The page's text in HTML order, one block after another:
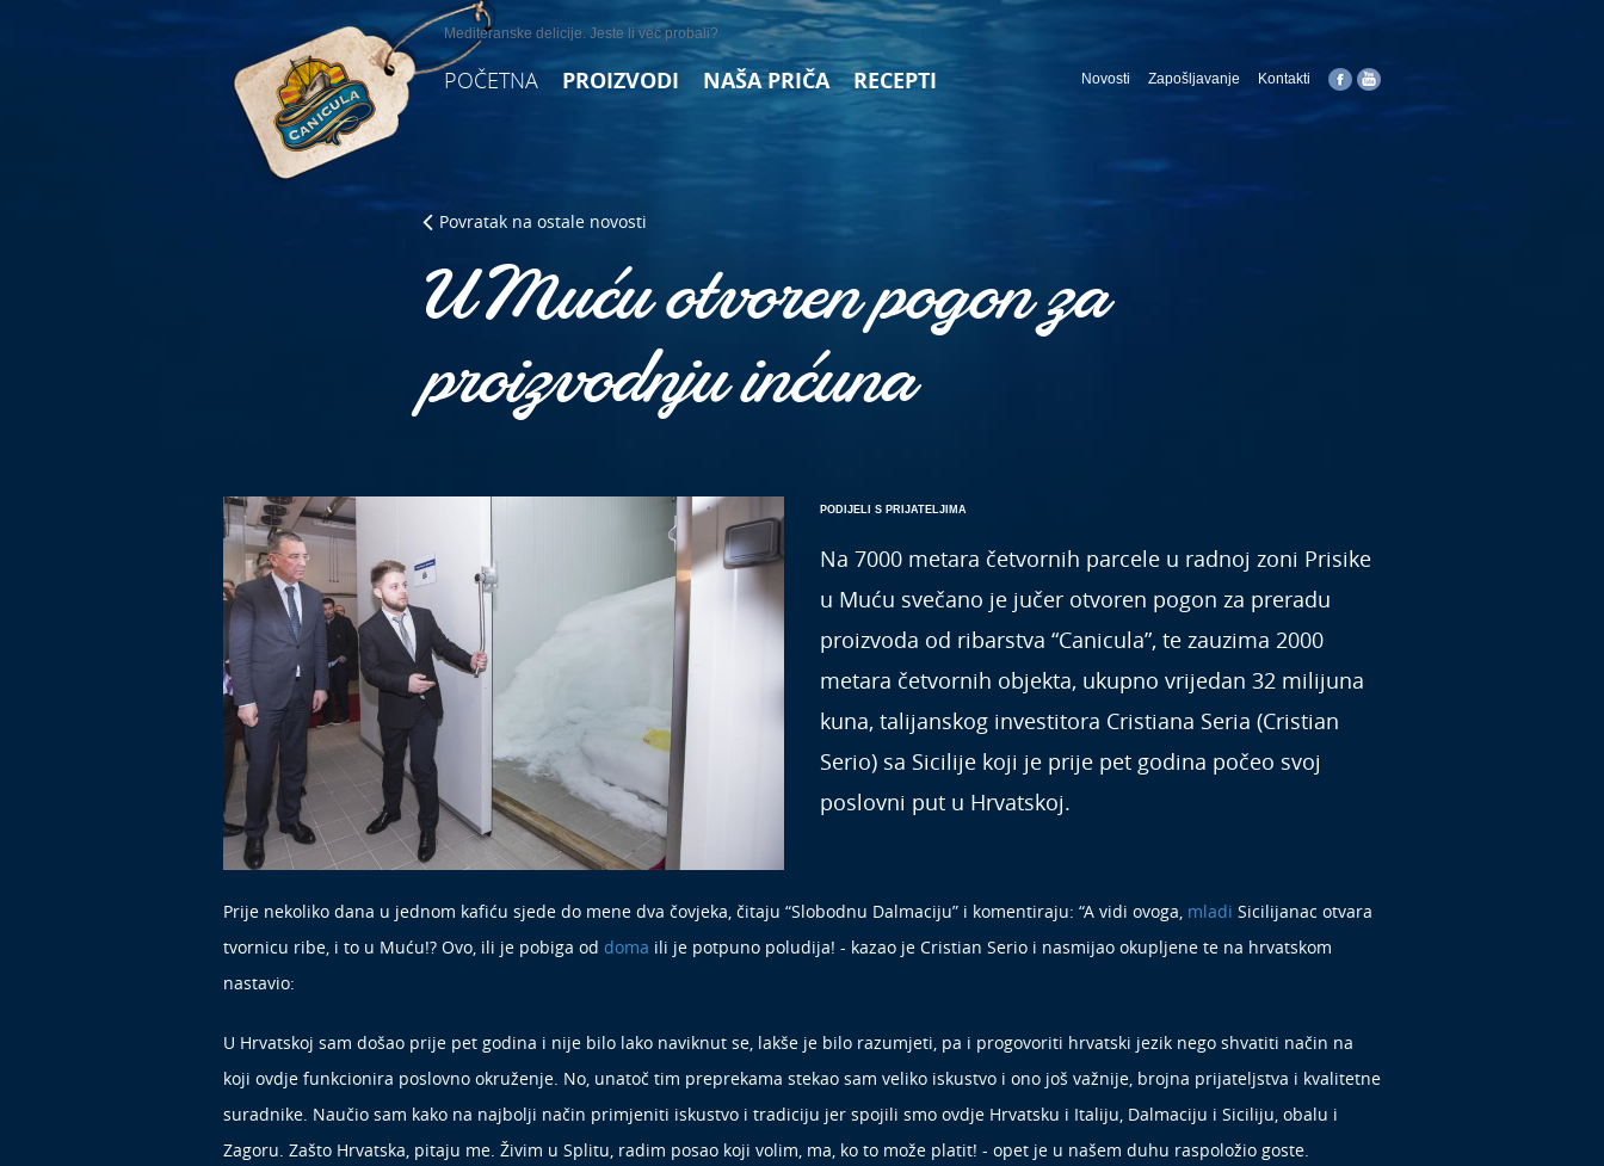
Mediteranske delicije. Jeste li već probali?
POČETNA PROIZVODI NAŠA PRIČA RECEPTI Novosti Zapošljavanje Kontakti
Povratak na ostale novosti
U Muću otvoren pogon za
proizvodnju inćuna
PODIJELI S PRIJATELJIMA
Na 7000 metara četvornih parcele u radnoj zoni Prisike
u Muću svečano je jučer otvoren pogon za preradu
proizvoda od ribarstva “Canicula”, te zauzima 2000
metara četvornih objekta, ukupno vrijedan 32 milijuna
kuna, talijanskog investitora Cristiana Seria (Cristian
Serio) sa Sicilije koji je prije pet godina počeo svoj
poslovni put u Hrvatskoj.
Prije nekoliko dana u jednom kafiću sjede do mene dva čovjeka, čitaju “Slobodnu Dalmaciju” i komentiraju: “A vidi ovoga, mladi Sicilijanac otvara
tvornicu ribe, i to u Muću!? Ovo, ili je pobiga od doma ili je potpuno poludija! - kazao je Cristian Serio i nasmijao okupljene te na hrvatskom
nastavio:
U Hrvatskoj sam došao prije pet godina i nije bilo lako naviknut se, lakše je bilo razumjeti, pa i progovoriti hrvatski jezik nego shvatiti način na
koji ovdje funkcionira poslovno okruženje. No, unatoč tim preprekama stekao sam veliko iskustvo i ono još važnije, brojna prijateljstva i kvalitetne
suradnike. Naučio sam kako na najbolji način primjeniti iskustvo i tradiciju jer spojili smo ovdje Hrvatsku i Italiju, Dalmaciju i Siciliju, obalu i
Zagoru. Zašto Hrvatska, pitaju me. Živim u Splitu, radim posao koji volim, ma, ko to može platit! - opet je u našem duhu raspoložio goste.